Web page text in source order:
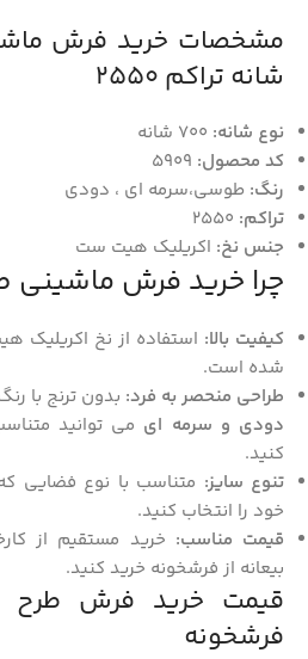
شانه تراکم 2550
نوع شانه:
کد محصول:
رنگ: طوسی،سرمه ای ، دودی
تراکم:
جنس نخ: اکریلیک هیت ست
چرا خرید فرش ماشینی
کیفیت بالا:
شده است.
طراحی منحصر به فرد: بدون ترنج با
دودی و سرمه ای می توانید
کنید.
تنوع سایز: متناسب با نوع فضایی
خود را انتخاب کنید.
قیمت مناسب: خرید مستقیم از
بیعانه از فرشخونه خرید کنید.
فرشخونه